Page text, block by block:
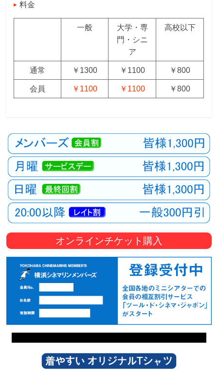
料金
一般
大学・専
門・シニ
ア
高校以下
通常 ￥1300 ￥1100 ￥800
会員 ￥1100 ￥1100 ￥800
オンラインチケット購入